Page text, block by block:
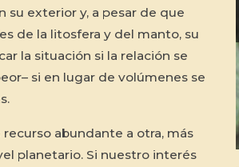
su exterior y, a pesar de que
de la litosfera y del manto, su
la situación si la relación se
si en lugar de volúmenes se
abundante a otra, más
planetario. Si nuestro interés